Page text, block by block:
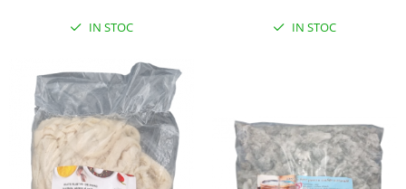
IN STOC IN STOC